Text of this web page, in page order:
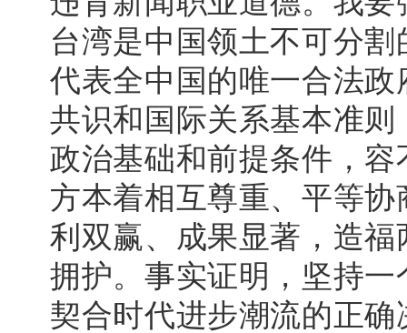
台湾是中国领土不可分
代表全中国的唯一合法
共识和国际关系基本准
政治基础和前提条件，
方本着相互尊重、平等
利双赢、成果显著，造
拥护。事实证明，坚持
契合时代进步潮流的正